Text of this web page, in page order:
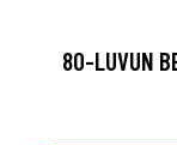
80-LUVUN